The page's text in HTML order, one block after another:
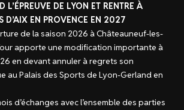
L’ÉPREUVE DE LYON ET RENTRE À
D’AIX EN PROVENCE EN 2027
de la saison 2026 à Châteauneuf-les-
apporte une modification importante à
en devant annuler à regrets son
au Palais des Sports de Lyon-Gerland en
d’échanges avec l’ensemble des parties